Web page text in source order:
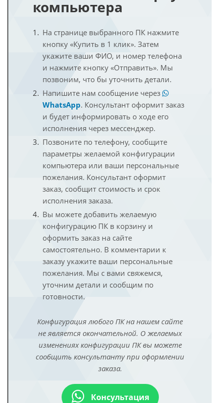
компьютера
На странице выбранного ПК нажмите
кнопку «Купить в 1 клик». Затем
укажите ваши ФИО, и номер телефона
и нажмите кнопку «Отправить». Мы
позвоним, что бы уточнить детали.
Напишите нам сообщение через
WhatsApp. Консультант оформит заказ
и будет информировать о ходе его
исполнения через мессенджер.
Позвоните по телефону, сообщите
параметры желаемой конфигурации
компьютера или ваши персональные
пожелания. Консультант оформит
заказ, сообщит стоимость и срок
исполнения заказа.
Вы можете добавить желаемую
конфигурацию ПК в корзину и
оформить заказ на сайте
самостоятельно. В комментарии к
заказу укажите ваши персональные
пожелания. Мы с вами свяжемся,
уточним детали и сообщим по
готовности.
Конфигурация любого ПК на нашем сайте
не является окончательной. О желаемых
изменениях конфигурации ПК вы можете
сообщить консультанту при оформлении
заказа.
Консультация